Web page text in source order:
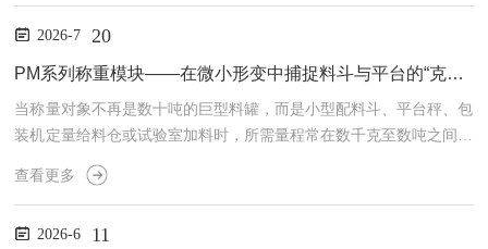
整个容器变成一个"大型电子秤"，在承受巨大静载荷的同时将重量信
号线性输出至称重仪表或PLC。力学传递与测量原理SWC515模块核
2026-7 20
PM系列称重模块——在微小形变中捕捉料斗与平台的“克级真相“
当称量对象不再是数十吨的巨型料罐，而是小型配料斗、平台秤、包
装机定量给料仓或试验室加料时，所需量程常在数千克至数吨之间，
且要求安装紧凑、对偏载不敏感、易于保洁。PM系列称重模块（多
指基于悬臂梁或波纹管式传感器的低中量程称重模块）即针对此类场
伸/压缩载荷均有良好响应，常直接安装于小型料斗底部或平台四
查看更多
2026-6 11